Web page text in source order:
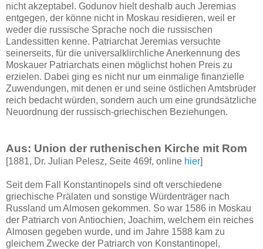
nicht akzeptabel. Godunov hielt deshalb auch Jeremias
entgegen, der könne nicht in Moskau residieren, weil er
weder die russische Sprache noch die russischen
Landessitten kenne. Patriarchat Jeremias versuchte
seinerseits, für die universalklirchliche Anerkennung des
Moskauer Patriarchats einen möglichst hohen Preis zu
erzielen. Dabei ging es nicht nur um einmalige finanzielle
Zuwendungen, mit denen er und seine östlichen Amtsbrüder
reich bedacht würden, sondern auch um eine grundsätzliche
Neuordnung der russisch-griechischen Beziehungen.
Aus: Union der ruthenischen Kirche mit Rom
[1881, Dr. Julian Pelesz, Seite 469f, online hier]
Seit dem Fall Konstantinopels sind oft verschiedene
griechische Prälaten und sonstige Würdenträger nach
Russland um Almosen gekommen. So war 1586 in Moskau
der Patriarch von Antiochien, Joachim, welchem ein reiches
Almosen gegeben wurde, und im Jahre 1588 kam zu
gleichem Zwecke der Patriarch von Konstantinopel,